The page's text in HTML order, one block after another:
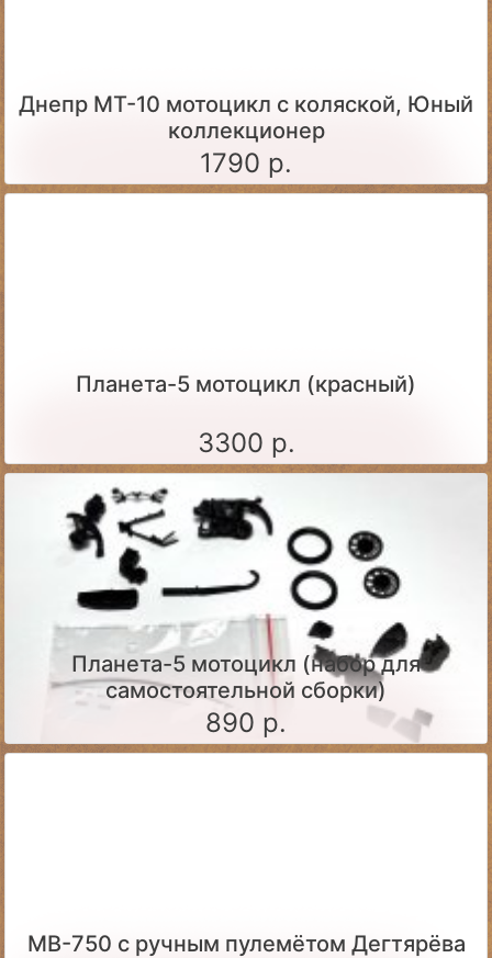
Днепр МТ-10 мотоцикл с коляской, Юный
коллекционер
1790 р.
Планета-5 мотоцикл (красный)
3300 р.
Планета-5 мотоцикл (набор для
самостоятельной сборки)
890 р.
МВ-750 с ручным пулемётом Дегтярёва